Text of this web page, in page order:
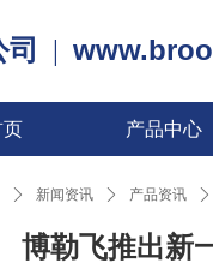
司 |
页 产品中心
博勒飞推出新
ꄲ 新闻资讯 ꄲ 产品资讯 ꄲ